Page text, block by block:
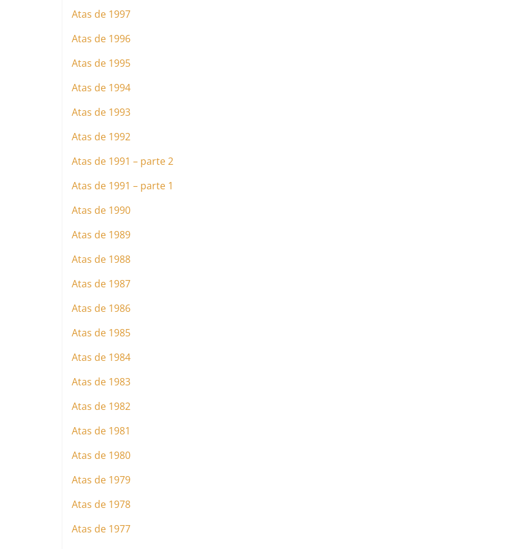
Atas de 1997
Atas de 1996
Atas de 1995
Atas de 1994
Atas de 1993
Atas de 1992
Atas de 1991 – parte 2
Atas de 1991 – parte 1
Atas de 1990
Atas de 1989
Atas de 1988
Atas de 1987
Atas de 1986
Atas de 1985
Atas de 1984
Atas de 1983
Atas de 1982
Atas de 1981
Atas de 1980
Atas de 1979
Atas de 1978
Atas de 1977